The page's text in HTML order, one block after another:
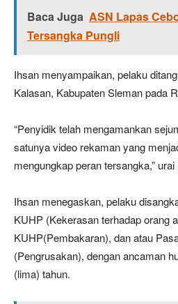
Baca Juga ASN Lapas
Tersangka Pungli
Ihsan menyampaikan, pelaku
Kalasan, Kabupaten Sleman pada
“Penyidik telah mengamankan
satunya video rekaman yang
mengungkap peran tersangka,” urai
Ihsan menegaskan, pelaku
KUHP (Kekerasan terhadap orang
KUHP(Pembakaran), dan atau
(Pengrusakan), dengan ancaman
(lima) tahun.